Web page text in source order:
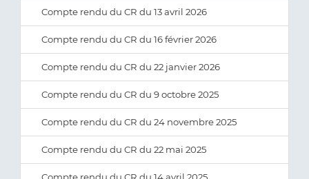
Compte rendu du CR du 13 avril 2026
Compte rendu du CR du 16 février 2026
Compte rendu du CR du 22 janvier 2026
Compte rendu du CR du 9 octobre 2025
Compte rendu du CR du 24 novembre 2025
Compte rendu du CR du 22 mai 2025